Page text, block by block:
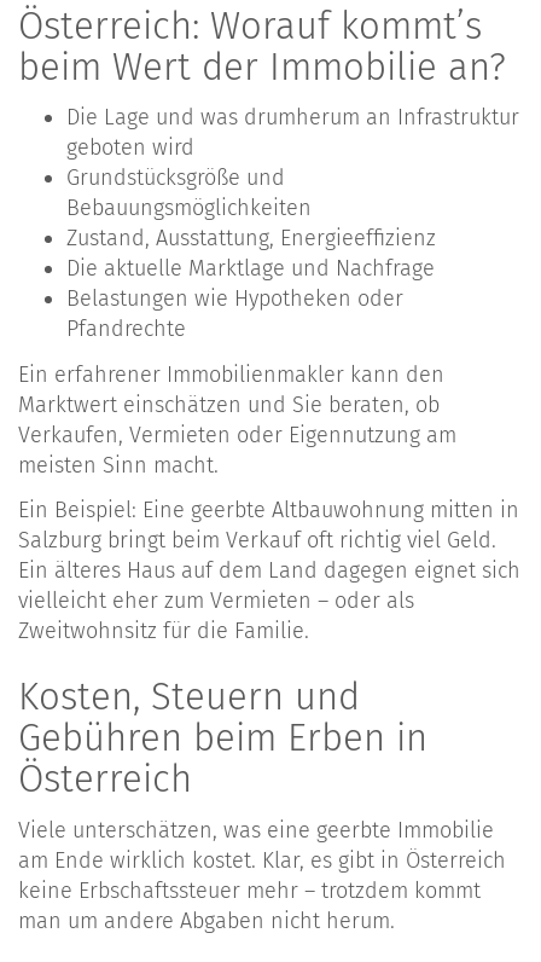
Österreich: Worauf kommt’s
beim Wert der Immobilie an?
Die Lage und was drumherum an Infrastruktur
geboten wird
Grundstücksgröße und
Bebauungsmöglichkeiten
Zustand, Ausstattung, Energieeffizienz
Die aktuelle Marktlage und Nachfrage
Belastungen wie Hypotheken oder
Pfandrechte
Ein erfahrener Immobilienmakler kann den
Marktwert einschätzen und Sie beraten, ob
Verkaufen, Vermieten oder Eigennutzung am
meisten Sinn macht.
Ein Beispiel: Eine geerbte Altbauwohnung mitten in
Salzburg bringt beim Verkauf oft richtig viel Geld.
Ein älteres Haus auf dem Land dagegen eignet sich
vielleicht eher zum Vermieten – oder als
Zweitwohnsitz für die Familie.
Kosten, Steuern und
Gebühren beim Erben in
Österreich
Viele unterschätzen, was eine geerbte Immobilie
am Ende wirklich kostet. Klar, es gibt in Österreich
keine Erbschaftssteuer mehr – trotzdem kommt
man um andere Abgaben nicht herum.